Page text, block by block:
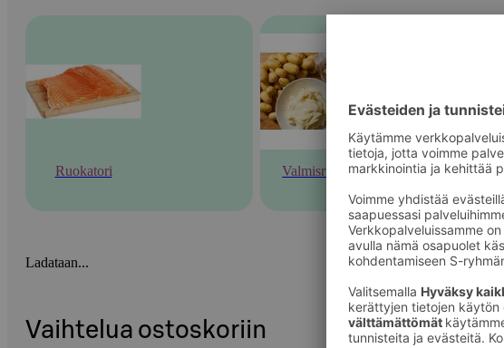
Ruokatori Valmisruoka
Ladataan...
Vaihtelua ostoskoriin